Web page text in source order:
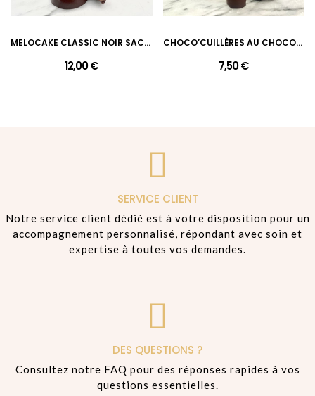
MELOCAKE CLASSIC NOIR SACHET 4PCS
12,00 €
CHOCO’CUILLÈRES AU CHOCOLAT AU LAIT 2PCS
7,50 €
SERVICE CLIENT
Notre service client dédié est à votre disposition pour un
accompagnement personnalisé, répondant avec soin et
expertise à toutes vos demandes.
DES QUESTIONS ?
Consultez notre FAQ pour des réponses rapides à vos
questions essentielles.